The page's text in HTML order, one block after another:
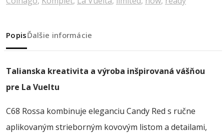
PopisĎalšie informácie
Talianska kreativita a výroba inšpirovaná vášňou
pre La Vueltu
C68 Rossa kombinuje eleganciu Candy Red s ručne
aplikovaným strieborným kovovým listom a detailami,